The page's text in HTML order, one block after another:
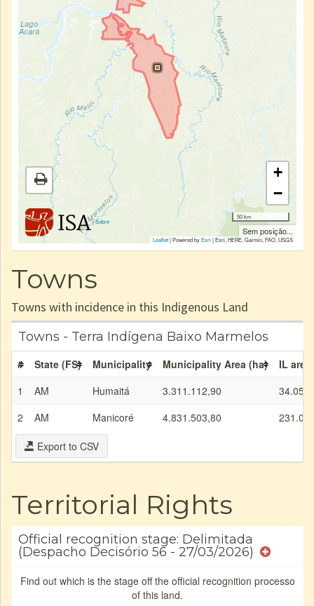
|Sobre
+
−
50 km
Sem posição...
Leaflet| Powered byEsri|Esri, HERE, Garmin, FAO, USGS
Towns
Towns with incidence in this Indigenous Land
Towns - Terra Indígena Baixo Marmelos
# State (FS) Municipality Municipality Area (ha)
IL
1
AM Humaitá 3.311.112,90
2
AM Manicoré 4.831.503,80
Export to CSV
Territorial Rights
Official recognition stage: Delimitada
(Despacho Decisório 56 - 27/03/2026)
Find out which is the stage off the official recognition processo
of this land.